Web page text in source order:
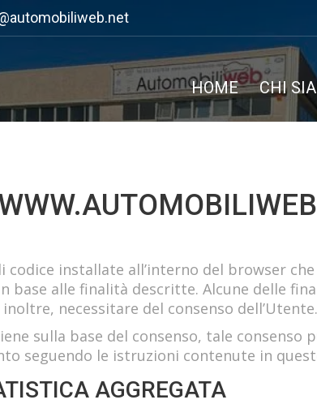
HOME CHI
installate all’interno del browser
base alle finalità descritte. Alcune delle
necessitare del consenso dell’Utente.
sulla base del consenso, tale consenso
seguendo le istruzioni contenute in
AGGREGATA